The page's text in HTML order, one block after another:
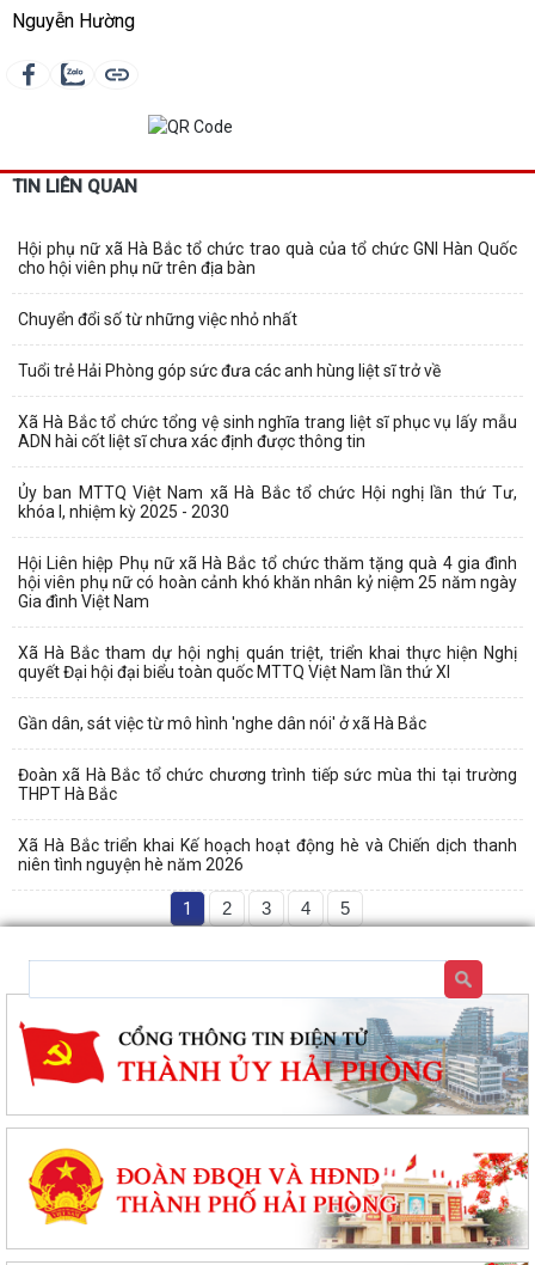
Nguyễn Hường
TIN LIÊN QUAN
Hội phụ nữ xã Hà Bắc tổ chức trao quà của tổ chức GNI Hàn Quốc
cho hội viên phụ nữ trên địa bàn
Chuyển đổi số từ những việc nhỏ nhất
Tuổi trẻ Hải Phòng góp sức đưa các anh hùng liệt sĩ trở về
Xã Hà Bắc tổ chức tổng vệ sinh nghĩa trang liệt sĩ phục vụ lấy mẫu
ADN hài cốt liệt sĩ chưa xác định được thông tin
Ủy ban MTTQ Việt Nam xã Hà Bắc tổ chức Hội nghị lần thứ Tư,
khóa I, nhiệm kỳ 2025 - 2030
Hội Liên hiệp Phụ nữ xã Hà Bắc tổ chức thăm tặng quà 4 gia đình
hội viên phụ nữ có hoàn cảnh khó khăn nhân kỷ niệm 25 năm ngày
Gia đình Việt Nam
Xã Hà Bắc tham dự hội nghị quán triệt, triển khai thực hiện Nghị
quyết Đại hội đại biểu toàn quốc MTTQ Việt Nam lần thứ XI
Gần dân, sát việc từ mô hình 'nghe dân nói' ở xã Hà Bắc
Đoàn xã Hà Bắc tổ chức chương trình tiếp sức mùa thi tại trường
THPT Hà Bắc
Xã Hà Bắc triển khai Kế hoạch hoạt động hè và Chiến dịch thanh
niên tình nguyện hè năm 2026
1 2 3 4 5